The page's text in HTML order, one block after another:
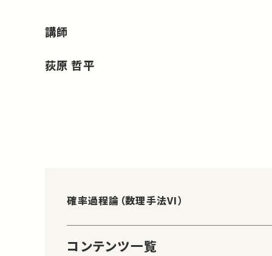
講師
荻原 哲平
確率過程論（数理手法VI）
コンテンツ一覧